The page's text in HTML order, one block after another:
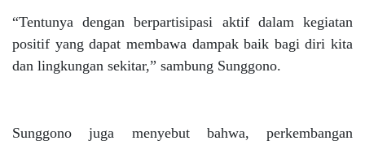
“Tentunya dengan berpartisipasi aktif dalam kegiatan
positif yang dapat membawa dampak baik bagi diri kita
dan lingkungan sekitar,” sambung Sunggono.
Sunggono juga menyebut bahwa, perkembangan